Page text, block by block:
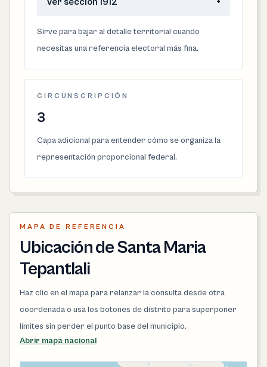
Sirve para bajar al detalle territorial cuando
necesitas una referencia electoral más fina.
CIRCUNSCRIPCIÓN
3
Capa adicional para entender cómo se organiza la
representación proporcional federal.
MAPA DE REFERENCIA
Ubicación de Santa Maria
Tepantlali
Haz clic en el mapa para relanzar la consulta desde otra
coordenada o usa los botones de distrito para superponer
límites sin perder el punto base del municipio.
Abrir mapa nacional